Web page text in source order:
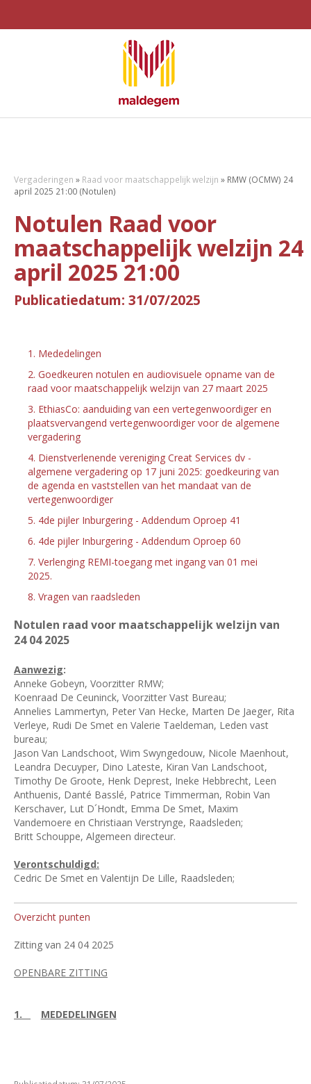
Vergaderingen » Raad voor maatschappelijk welzijn » RMW (OCMW) 24
april 2025 21:00 (Notulen)
Notulen Raad voor
maatschappelijk welzijn 24
april 2025 21:00
Publicatiedatum: 31/07/2025
1. Mededelingen
2. Goedkeuren notulen en audiovisuele opname van de
raad voor maatschappelijk welzijn van 27 maart 2025
3. EthiasCo: aanduiding van een vertegenwoordiger en
plaatsvervangend vertegenwoordiger voor de algemene
vergadering
4. Dienstverlenende vereniging Creat Services dv -
algemene vergadering op 17 juni 2025: goedkeuring van
de agenda en vaststellen van het mandaat van de
vertegenwoordiger
5. 4de pijler Inburgering - Addendum Oproep 41
6. 4de pijler Inburgering - Addendum Oproep 60
7. Verlenging REMI-toegang met ingang van 01 mei
2025.
8. Vragen van raadsleden
Notulen raad voor maatschappelijk welzijn van
24 04 2025
Aanwezig:
Anneke Gobeyn, Voorzitter RMW;
Koenraad De Ceuninck, Voorzitter Vast Bureau;
Annelies Lammertyn, Peter Van Hecke, Marten De Jaeger, Rita
Verleye, Rudi De Smet en Valerie Taeldeman, Leden vast
bureau;
Jason Van Landschoot, Wim Swyngedouw, Nicole Maenhout,
Leandra Decuyper, Dino Lateste, Kiran Van Landschoot,
Timothy De Groote, Henk Deprest, Ineke Hebbrecht, Leen
Anthuenis, Danté Basslé, Patrice Timmerman, Robin Van
Kerschaver, Lut D´Hondt, Emma De Smet, Maxim
Vandemoere en Christiaan Verstrynge, Raadsleden;
Britt Schouppe, Algemeen directeur.
Verontschuldigd:
Cedric De Smet en Valentijn De Lille, Raadsleden;
Overzicht punten
Zitting van 24 04 2025
OPENBARE ZITTING
1. MEDEDELINGEN